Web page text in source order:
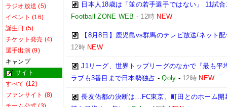
ラジオ放送 (5)
イベント (16)
誕生日 (5)
チケット発売 (4)
選手出演 (9)
キャンプ
サイト
すべて (12)
ファンサイト (8)
日本人18歳は「並の若手選手ではない」 11試
Football ZONE WEB - 12時 NEW
【8月8日】鹿児島vs群馬のテレビ放送/ネット
12時 NEW
J1リーグ、世界トップリーグのなかで『最も
ラブも3番目まで日本勢独占 -Qoly - 12時 NEW
長友佑都の決断は…FC東京、町田とのホーム